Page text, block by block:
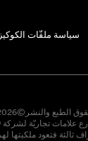
سياسة ملفّات الكوكيز